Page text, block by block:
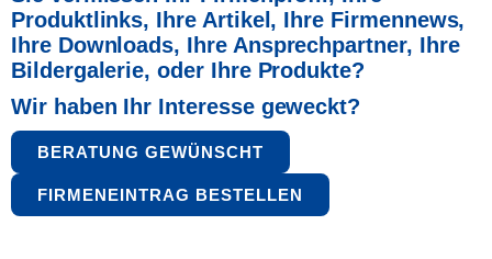
Produktlinks, Ihre Artikel, Ihre Firmennews,
Ihre Downloads, Ihre Ansprechpartner, Ihre
Bildergalerie, oder Ihre Produkte?
Wir haben Ihr Interesse geweckt?
BERATUNG GEWÜNSCHT
FIRMENEINTRAG BESTELLEN